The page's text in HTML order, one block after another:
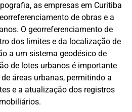
as empresas em Curitiba
de obras e a
O georreferenciamento de
dos limites e da localização de
a um sistema geodésico de
de lotes urbanos é importante
áreas urbanas, permitindo a
e a atualização dos registros